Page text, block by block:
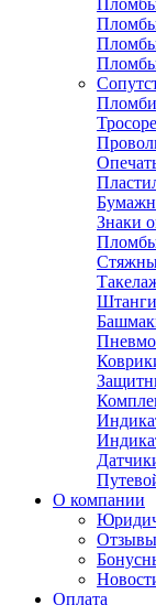
Пломбы
Пломбы
Знаки
О компании
Отзывы
Оплата